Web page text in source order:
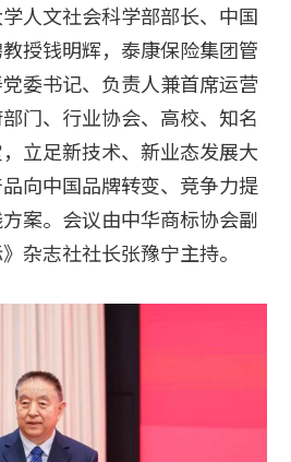
人文社会科学部部长、中国
授钱明辉，泰康保险集团管
委书记、负责人兼首席运营
门、行业协会、高校、知名
立足新技术、新业态发展大
向中国品牌转变、竞争力提
案。会议由中华商标协会副
杂志社社长张豫宁主持。